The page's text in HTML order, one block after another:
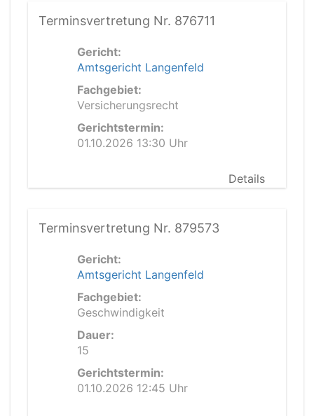
Terminsvertretung Nr. 876711
Gericht:
Amtsgericht Langenfeld
Fachgebiet:
Versicherungsrecht
Gerichtstermin:
01.10.2026 13:30 Uhr
Details
Terminsvertretung Nr. 879573
Gericht:
Amtsgericht Langenfeld
Fachgebiet:
Geschwindigkeit
Dauer:
15
Gerichtstermin:
01.10.2026 12:45 Uhr